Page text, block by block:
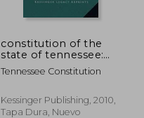
constitution of the
state of tennessee:
adopted in
convention at
1870 (1901) (en
Inglés)
Tennessee Constitution
Kessinger Publishing, 2010,
Tapa Dura, Nuevo